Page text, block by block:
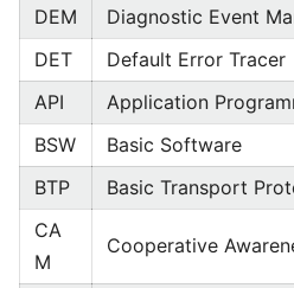
DEM
Diagnostic Event
DET
Default Error Tracer
API
Application
BSW
Basic Software
BTP
Basic Transport
CA
M
Cooperative